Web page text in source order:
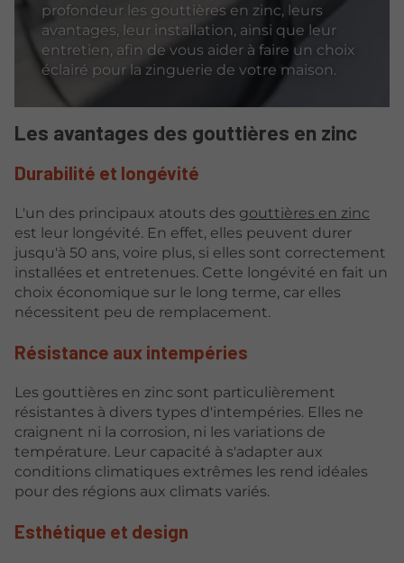
profondeur les gouttières en zinc, leurs
avantages, leur installation, ainsi que leur
entretien, afin de vous aider à faire un choix
éclairé pour la zinguerie de votre maison.
Les avantages des gouttières en zinc
Durabilité et longévité
L'un des principaux atouts des gouttières en zinc
est leur longévité. En effet, elles peuvent durer
jusqu'à 50 ans, voire plus, si elles sont correctement
installées et entretenues. Cette longévité en fait un
choix économique sur le long terme, car elles
nécessitent peu de remplacement.
Résistance aux intempéries
Les gouttières en zinc sont particulièrement
résistantes à divers types d'intempéries. Elles ne
craignent ni la corrosion, ni les variations de
température. Leur capacité à s'adapter aux
conditions climatiques extrêmes les rend idéales
pour des régions aux climats variés.
Esthétique et design